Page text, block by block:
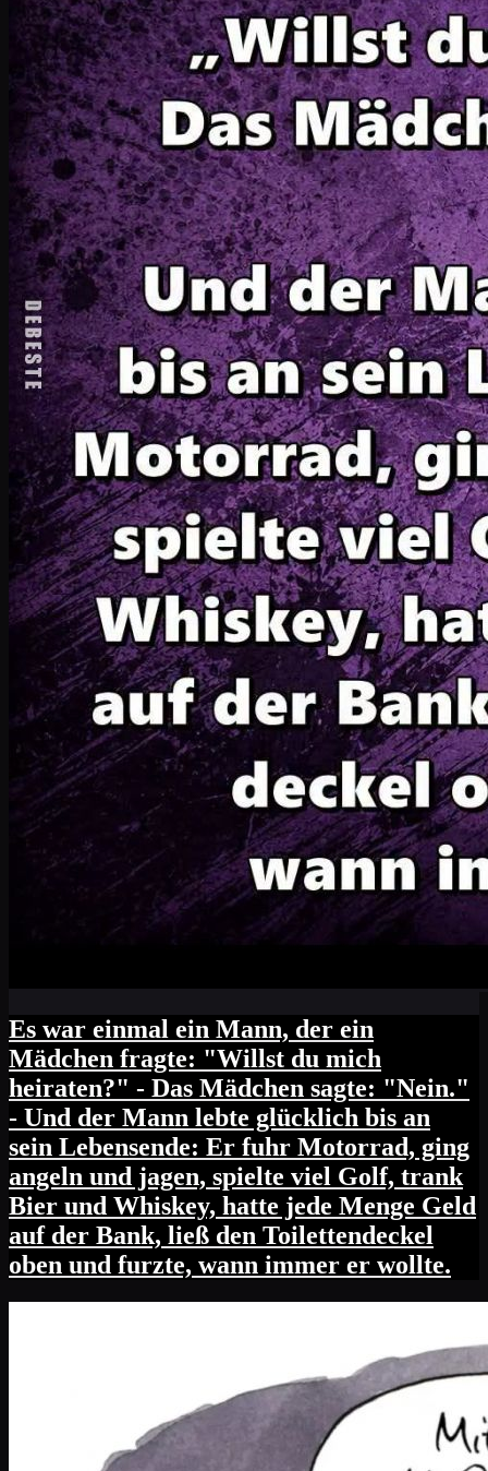
Es war einmal ein Mann, der ein
Mädchen fragte: "Willst du mich
heiraten?" - Das Mädchen sagte: "Nein."
- Und der Mann lebte glücklich bis an
sein Lebensende: Er fuhr Motorrad, ging
angeln und jagen, spielte viel Golf, trank
Bier und Whiskey, hatte jede Menge Geld
auf der Bank, ließ den Toilettendeckel
oben und furzte, wann immer er wollte.